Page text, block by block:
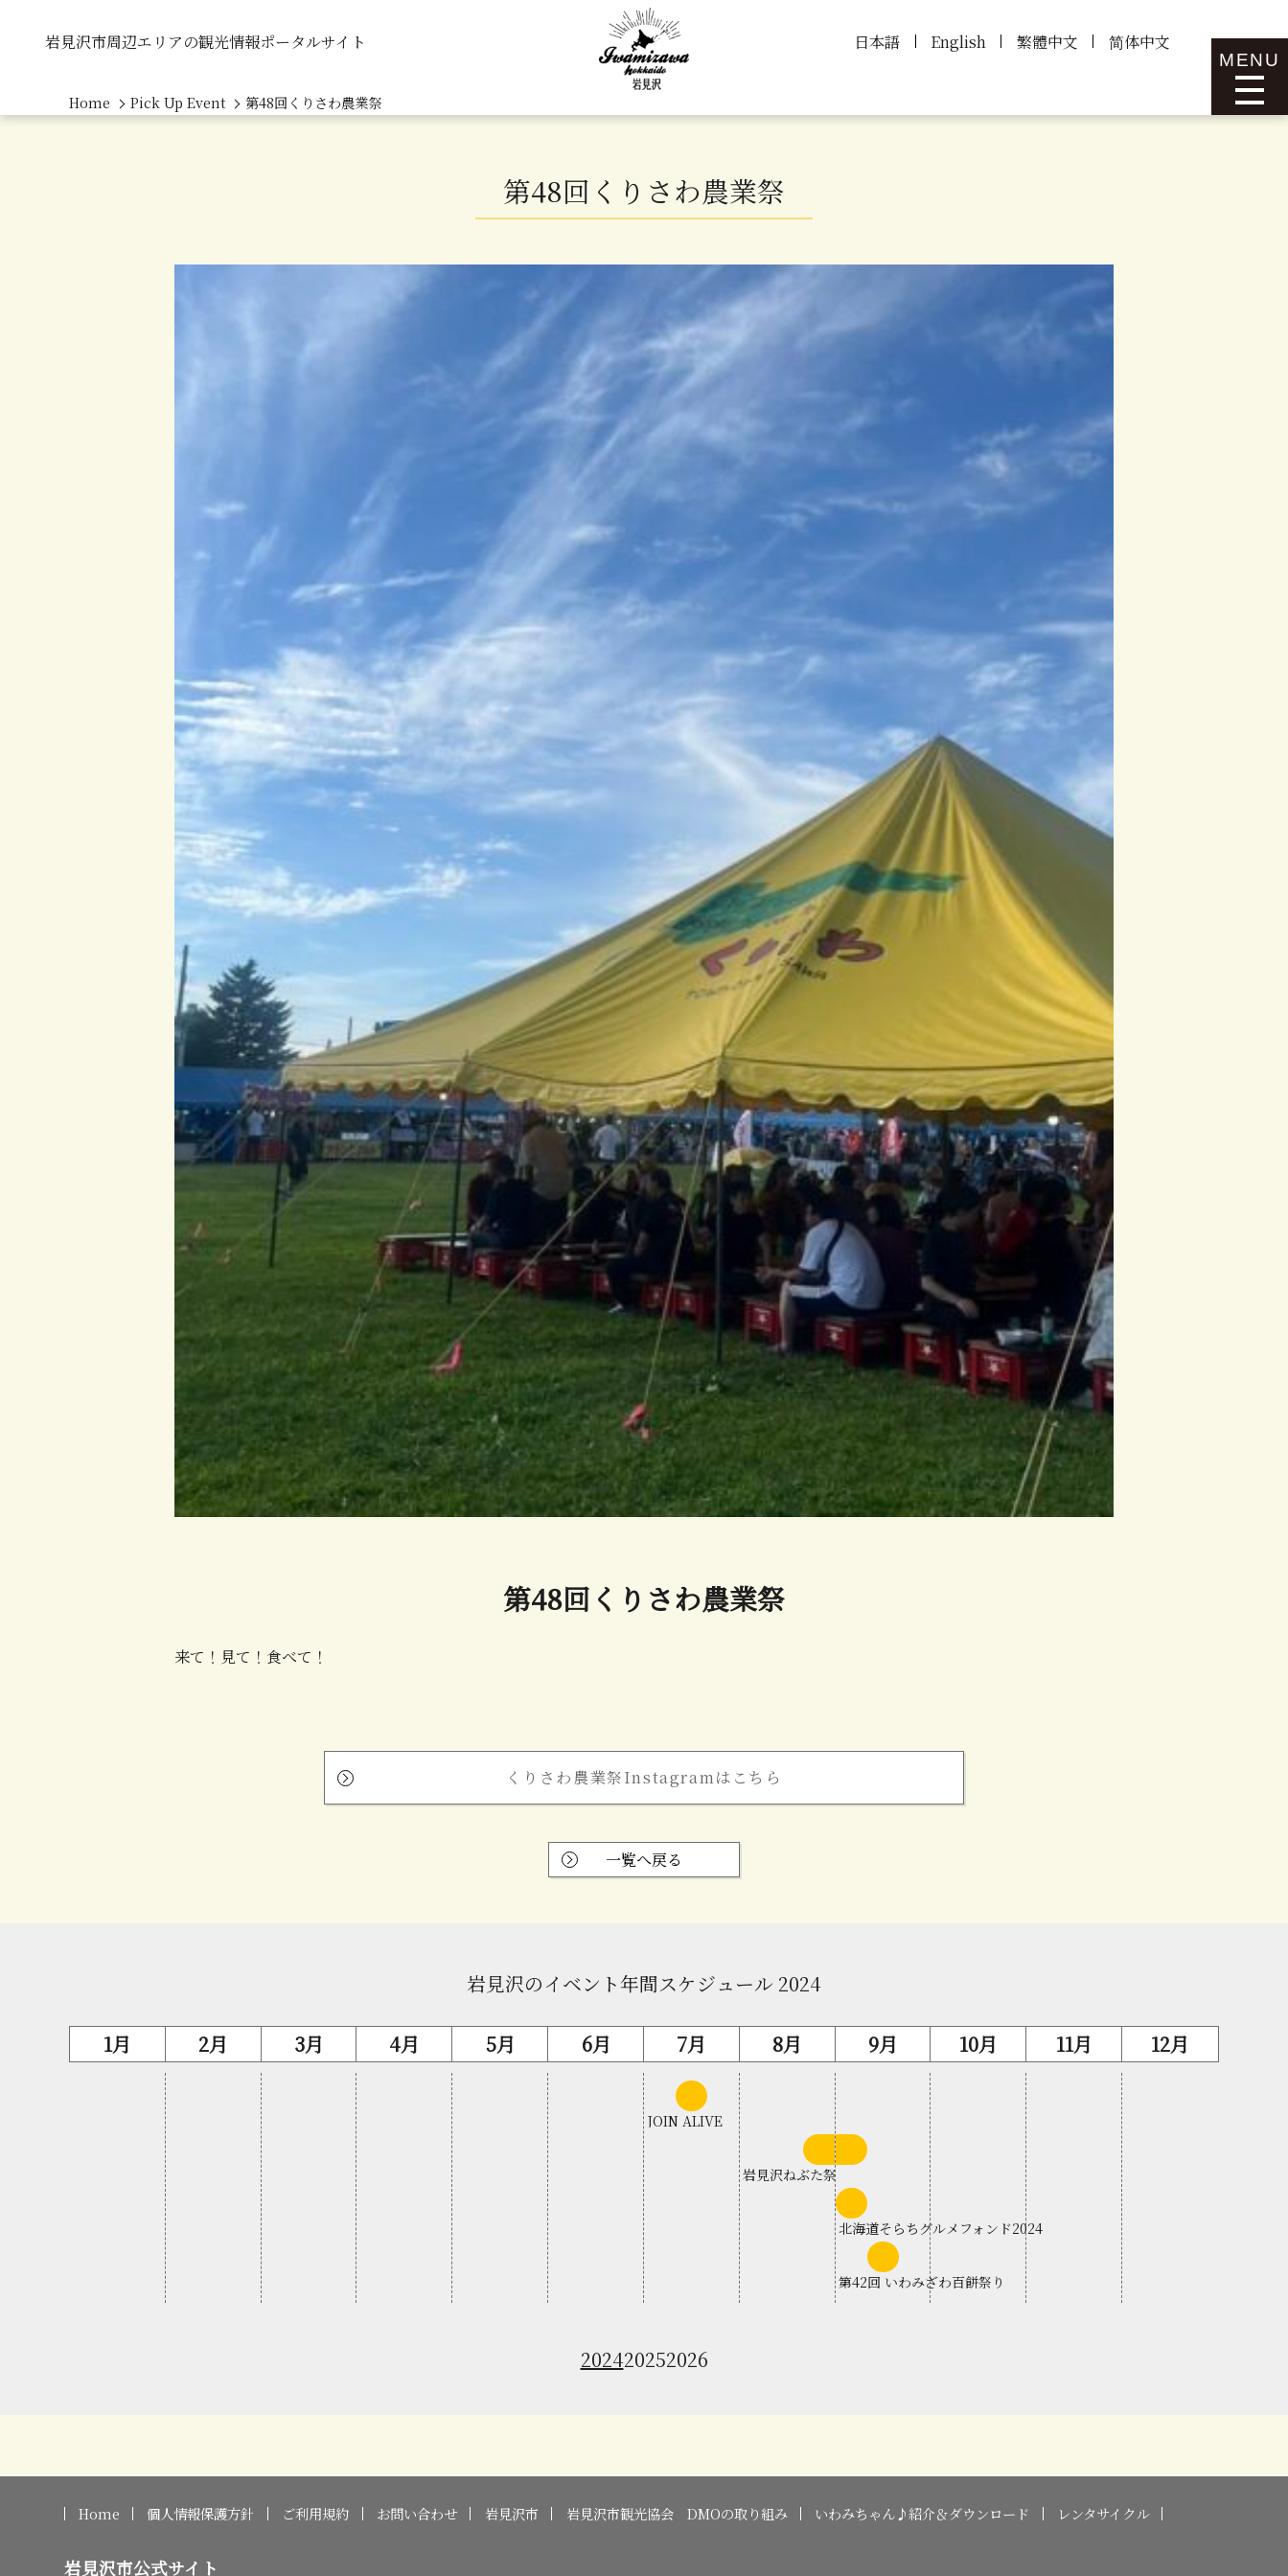
MENU
岩見沢市周辺エリアの観光情報ポータルサイト 日本語 English 繁體中文 简体中文
Home Pick Up Event 第48回くりさわ農業祭
第48回くりさわ農業祭
第48回くりさわ農業祭
来て！見て！食べて！
くりさわ農業祭Instagramはこちら
一覧へ戻る
岩見沢のイベント年間スケジュール 2024
1月 2月 3月 4月 5月 6月 7月
JOIN ALIVE
中
旬
8月
岩見沢ねぶた祭
旬
9月
岩見沢ねぶた祭
上
旬
北海道そらちグルメフォンド2024
上
旬
第42回 いわみざわ百餅祭り
中
旬
10月 11月 12月
202420252026
Home 個人情報保護方針 ご利用規約 お問い合わせ 岩見沢市 岩見沢市観光協会 DMOの取り組み いわみちゃん♪紹介＆ダウンロード レンタサイクル
岩見沢市公式サイト